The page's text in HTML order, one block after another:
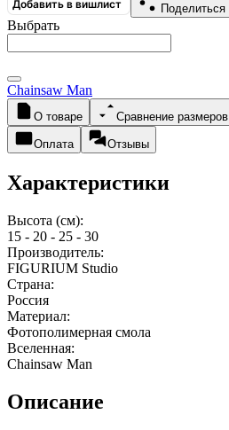
Добавить в вишлист Поделиться
Выбрать
Chainsaw Man
О товаре Сравнение размеров
Оплата Отзывы
Характеристики
Высота (см):
15 - 20 - 25 - 30
Производитель:
FIGURIUM Studio
Страна:
Россия
Материал:
Фотополимерная смола
Вселенная:
Chainsaw Man
Описание